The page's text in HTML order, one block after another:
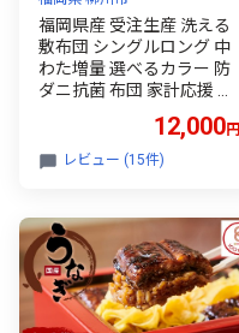
福岡県産 受注生産 洗える
敷布団 シングルロング 中
わた増量 選べるカラー 防
ダニ抗菌 布団 家計応援 布
日本製 布団 洗濯可 布団 ふ
とん 布団 しきふとん 布団
12,000円
レビュー (15件)